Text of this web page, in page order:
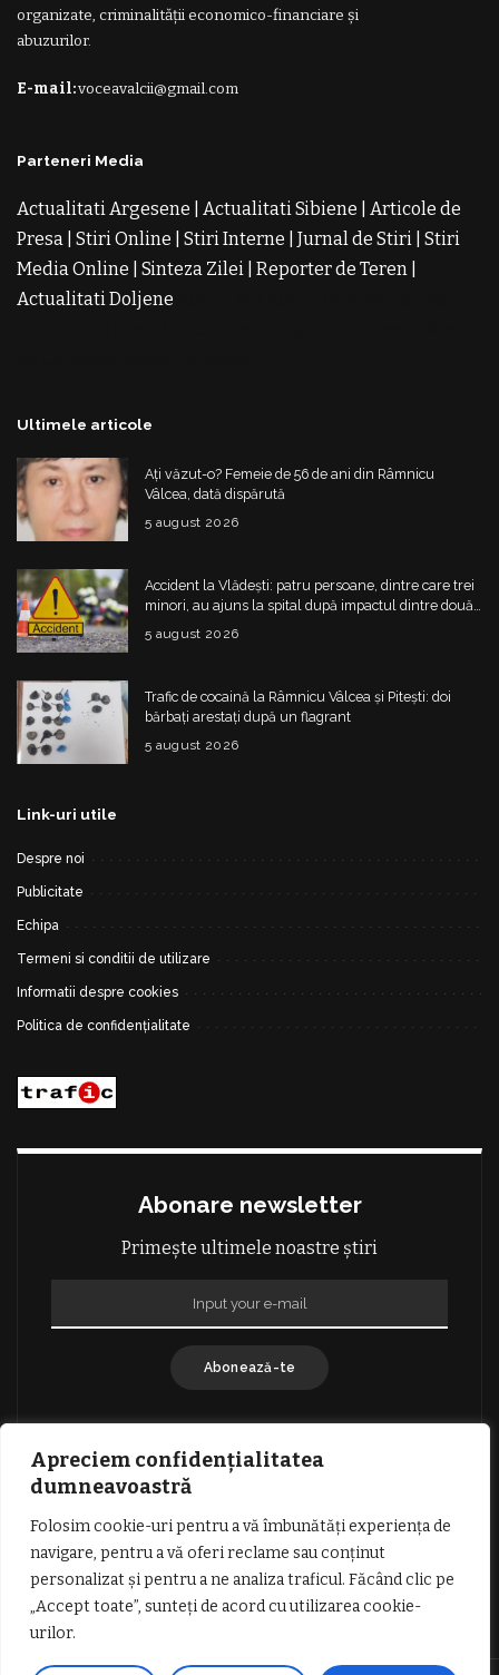
Apreciem confidențialitatea
dumneavoastră
Folosim cookie-uri pentru a vă îmbunătăți experiența de
navigare, pentru a vă oferi reclame sau conținut
personalizat și pentru a ne analiza traficul. Făcând clic pe
„Accept toate”, sunteți de acord cu utilizarea cookie-
urilor.
organizate, criminalității economico-financiare și
abuzurilor.
E-mail:voceavalcii@gmail.com
Parteneri Media
Actualitati Argesene Actualitati Sibiene
Articole de
Presa Stiri Online Stiri Interne Jurnal de Stiri Stiri
Media Online
Sinteza Zilei Reporter de Teren
Actualitati Doljene
Ultimele articole
Ați văzut-o? Femeie de 56 de ani din Râmnicu
Vâlcea, dată dispărută
5 august 2026
Accident la Vlădești: patru persoane, dintre care trei
minori, au ajuns la spital după impactul dintre două
5 august 2026
Trafic de cocaină la Râmnicu Vâlcea și Pitești: doi
bărbați arestați după un flagrant
5 august 2026
Link-uri utile
Despre noi
Publicitate
Echipa
Termeni si conditii de utilizare
Informatii despre cookies
Politica de confidențialitate
Abonare newsletter
Primește ultimele noastre știri
Abonează-te
TERMENI SI CONDITII DE UTILIZARE
INFORMATII DESPRE COOKIES
DESPRE NOI
PUBLICITATE